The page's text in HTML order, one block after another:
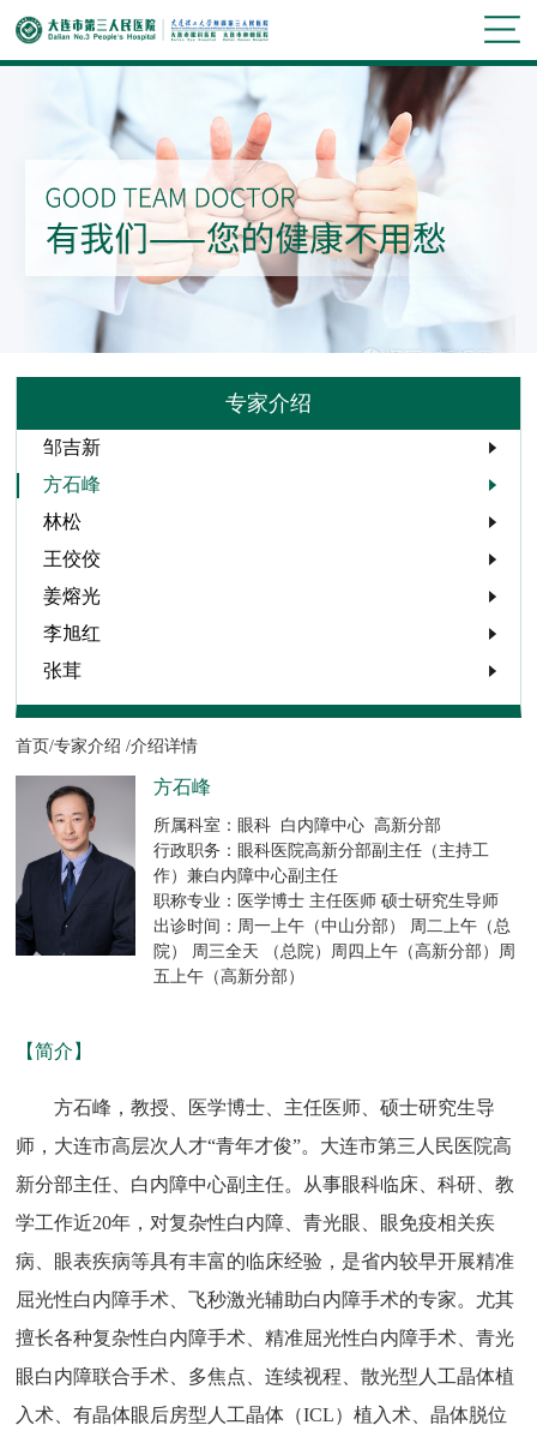
专家介绍
邹吉新
方石峰
林松
王佼佼
姜熔光
李旭红
张茸
首页/专家介绍 /介绍详情
方石峰
所属科室：眼科 白内障中心 高新分部
行政职务：眼科医院高新分部副主任（主持工
作）兼白内障中心副主任
职称专业：医学博士 主任医师 硕士研究生导师
出诊时间：周一上午（中山分部） 周二上午（总
院） 周三全天 （总院）周四上午（高新分部）周
五上午（高新分部）
【简介】
方石峰，教授、医学博士、主任医师、硕士研究生导
师，大连市高层次人才“青年才俊”。大连市第三人民医院高
新分部主任、白内障中心副主任。从事眼科临床、科研、教
学工作近20年，对复杂性白内障、青光眼、眼免疫相关疾
病、眼表疾病等具有丰富的临床经验，是省内较早开展精准
屈光性白内障手术、飞秒激光辅助白内障手术的专家。尤其
擅长各种复杂性白内障手术、精准屈光性白内障手术、青光
眼白内障联合手术、多焦点、连续视程、散光型人工晶体植
入术、有晶体眼后房型人工晶体（ICL）植入术、晶体脱位